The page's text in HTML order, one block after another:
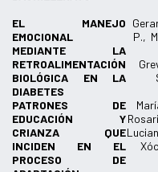
EL MANEJO
EMOCIONAL
MEDIANTE LA
RETROALIMENTACIÓN
BIOLÓGICA EN LA
DIABETES
P.,
PATRONES DE
EDUCACIÓN Y
CRIANZA QUE
INCIDEN EN EL
PROCESO DE